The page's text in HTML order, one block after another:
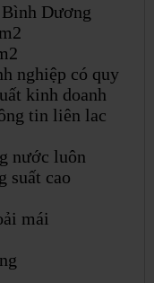
Dương
nghiệp có quy
kinh doanh
tin liên lac
nước luôn
suất cao
mái